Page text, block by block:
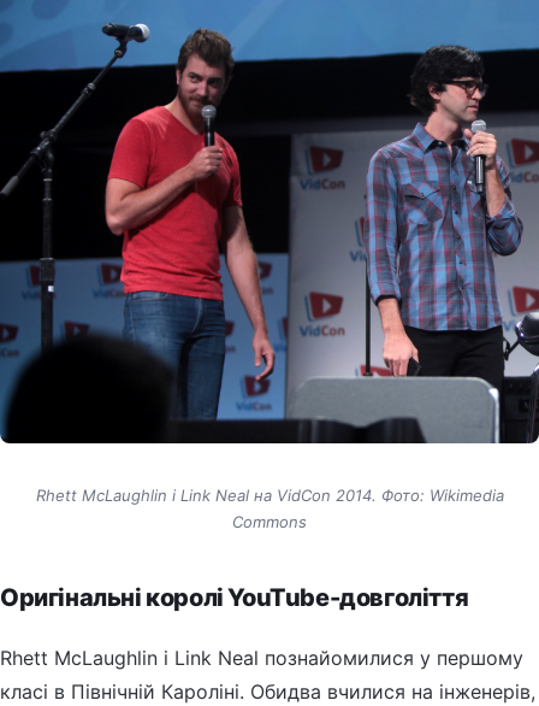
Rhett McLaughlin і Link Neal на VidCon 2014. Фото: Wikimedia
Commons
Оригінальні королі YouTube-довголіття
Rhett McLaughlin і Link Neal познайомилися у першому
класі в Північній Кароліні. Обидва вчилися на інженерів,